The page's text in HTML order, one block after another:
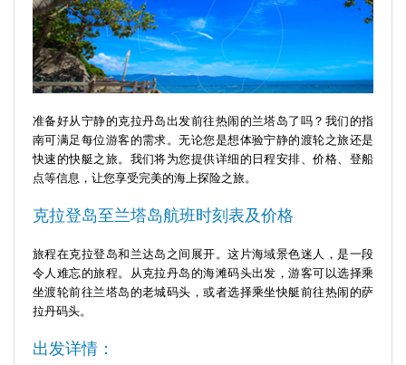
准备好从宁静的克拉丹岛出发前往热闹的兰塔岛了吗？我们的指
南可满足每位游客的需求。无论您是想体验宁静的渡轮之旅还是
快速的快艇之旅。我们将为您提供详细的日程安排、价格、登船
点等信息，让您享受完美的海上探险之旅。
克拉登岛至兰塔岛航班时刻表及价格
旅程在克拉登岛和兰达岛之间展开。这片海域景色迷人，是一段
令人难忘的旅程。从克拉丹岛的海滩码头出发，游客可以选择乘
坐渡轮前往兰塔岛的老城码头，或者选择乘坐快艇前往热闹的萨
拉丹码头。
出发详情：